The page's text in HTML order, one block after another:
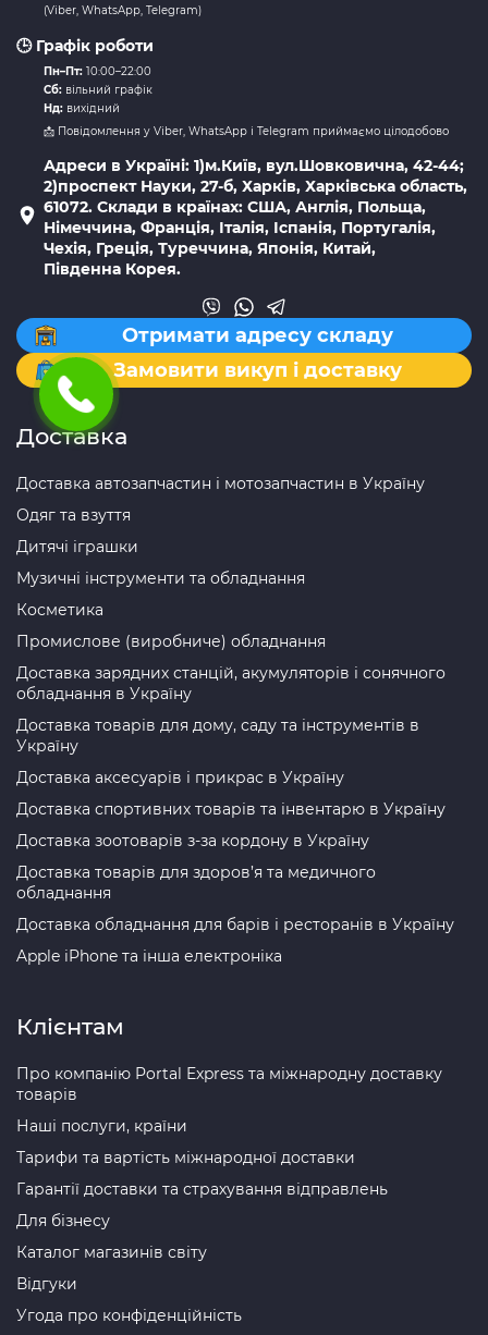
(Viber, WhatsApp, Telegram)
🕒 Графік роботи
Пн–Пт: 10:00–22:00
Сб: вільний графік
Нд: вихідний
📩 Повідомлення у Viber, WhatsApp і Telegram приймаємо цілодобово
Адреси в Україні: 1)м.Київ, вул.Шовковична, 42-44;
2)проспект Науки, 27-б, Харків, Харківська область,
61072. Склади в країнах: США, Англія, Польща,
Німеччина, Франція, Італія, Іспанія, Португалія,
Чехія, Греція, Туреччина, Японія, Китай,
Південна Корея.
Отримати адресу складу
Замовити викуп і доставку
Доставка
Доставка автозапчастин і мотозапчастин в Україну
Одяг та взуття
Дитячі іграшки
Музичні інструменти та обладнання
Косметика
Промислове (виробниче) обладнання
Доставка зарядних станцій, акумуляторів і сонячного
обладнання в Україну
Доставка товарів для дому, саду та інструментів в
Україну
Доставка аксесуарів і прикрас в Україну
Доставка спортивних товарів та інвентарю в Україну
Доставка зоотоварів з-за кордону в Україну
Доставка товарів для здоров’я та медичного
обладнання
Доставка обладнання для барів і ресторанів в Україну
Apple iPhone та інша електроніка
Клієнтам
Про компанію Portal Express та міжнародну доставку
товарів
Наші послуги, країни
Тарифи та вартість міжнародної доставки
Гарантії доставки та страхування відправлень
Для бізнесу
Каталог магазинів світу
Відгуки
Угода про конфіденційність